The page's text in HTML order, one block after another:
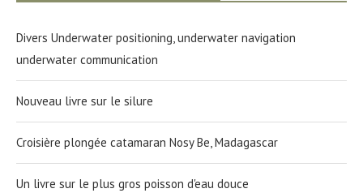
Divers Underwater positioning, underwater navigation
underwater communication
Nouveau livre sur le silure
Croisière plongée catamaran Nosy Be, Madagascar
Un livre sur le plus gros poisson d'eau douce